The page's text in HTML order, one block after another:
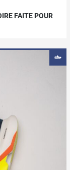
FAITE POUR